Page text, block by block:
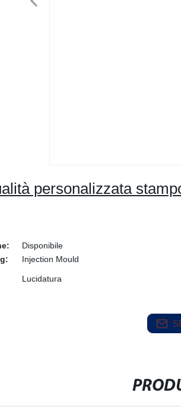
personalizzata
Disponibile
Injection Mould
Lucidatura